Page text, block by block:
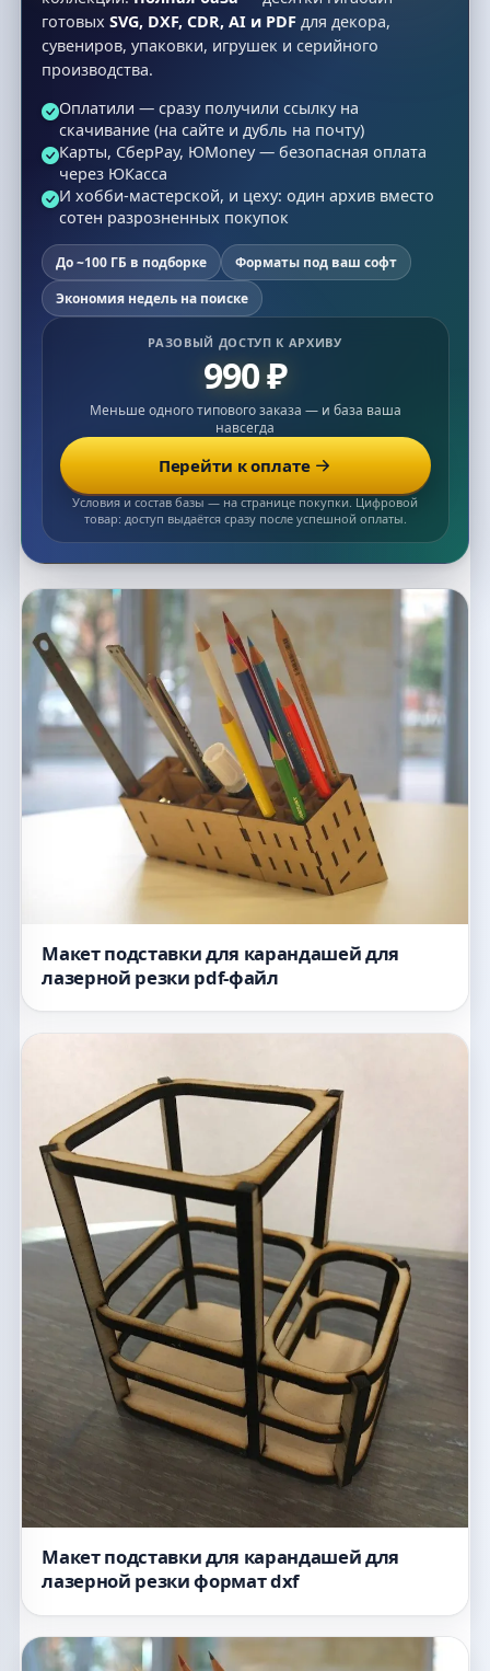
готовых SVG, DXF, CDR, AI и PDFдля декора,
сувениров, упаковки, игрушек и серийного
производства.
Оплатили — сразу получили ссылку на
скачивание (на сайте и дубль на почту)
Карты, СберPay, ЮMoney — безопасная оплата
через ЮКасса
И хобби-мастерской, и цеху: один архив вместо
сотен разрозненных покупок
До ~100 ГБ в подборке
Форматы под ваш софт
Экономия недель на поиске
РАЗОВЫЙ ДОСТУП К АРХИВУ
990 ₽
Меньше одного типового заказа — и база ваша
навсегда
Перейти к оплате
Условия и состав базы — на странице покупки. Цифровой
товар: доступ выдаётся сразу после успешной оплаты.
Список макетов
Макет подставки для карандашей для
лазерной резки pdf-файл
Макет подставки для карандашей для
лазерной резки формат dxf